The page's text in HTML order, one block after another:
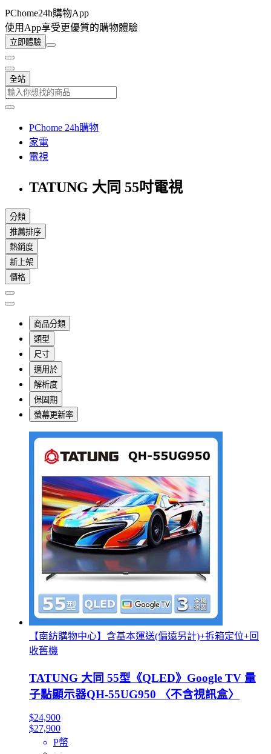
PChome24h購物App
使用App享受更優質的購物體驗
立即體驗
全站
PChome 24h購物
家電
電視
TATUNG 大同 55吋電視
分類
推薦排序
熱銷度
新上架
價格
商品分類
類型
尺寸
適用於
解析度
保固期
螢幕更新率
【南紡購物中心】含基本運送(偏遠另計)+拆箱定位+回
收舊機
TATUNG 大同 55型《QLED》Google TV 量
子點顯示器QH-55UG950 〈不含視訊盒〉
$24,900
$27,900
P幣